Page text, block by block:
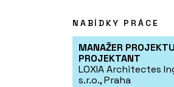
NABÍDKY PRÁCE
MANAŽER
PROJEKTANT
LOXIA Architectes
s.r.o., Praha